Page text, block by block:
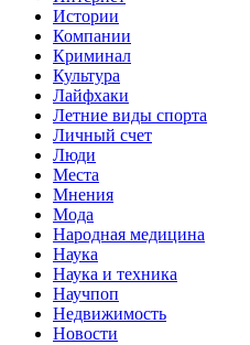
Истории
Компании
Криминал
Культура
Лайфхаки
Летние виды спорта
Личный счет
Люди
Места
Мнения
Мода
Народная медицина
Наука
Наука и техника
Научпоп
Недвижимость
Новости